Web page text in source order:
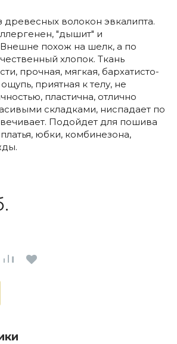
древесных волокон эвкалипта.
"дышит" и
похож на шелк, а по
хлопок. Ткань
прочная, мягкая, бархатисто-
приятная к телу, не
пластична, отлично
складками, ниспадает по
Подойдет для пошива
юбки, комбинезона,